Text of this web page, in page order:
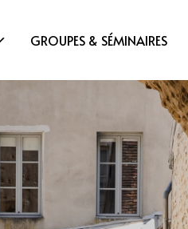
GROUPES & SÉMINAIRES